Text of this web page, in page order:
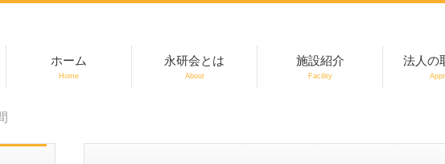
ホーム
Home
永研会とは
About
施設紹介
Facility
法人の